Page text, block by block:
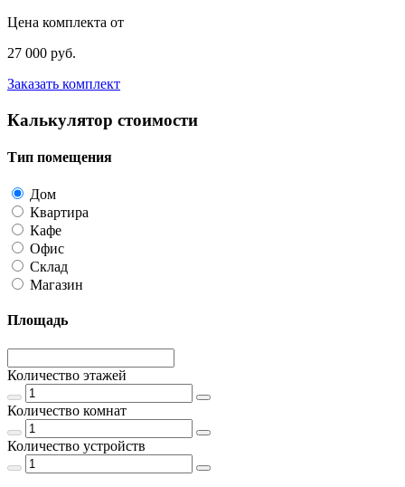
Цена комплекта от
27 000 руб.
Заказать комплект
Калькулятор стоимости
Тип помещения
Дом
Квартира
Кафе
Офис
Склад
Магазин
Площадь
Количество этажей
Количество комнат
Количество устройств